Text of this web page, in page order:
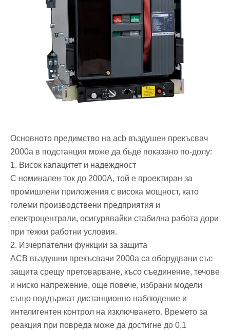
Основното предимство на acb въздушен прекъсвач
2000a в подстанция може да бъде показано по-долу:
1. Висок капацитет и надеждност
С номинален ток до 2000A, той е проектиран за
промишлени приложения с висока мощност, като
големи производствени предприятия и
електроцентрали, осигурявайки стабилна работа дори
при тежки работни условия.
2. Изчерпателни функции за защита
ACB въздушни прекъсвачи 2000a са оборудвани със
защита срещу претоварване, късо съединение, течове
и ниско напрежение, още повече, избрани модели
също поддържат дистанционно наблюдение и
интелигентен контрол на изключването. Времето за
реакция при повреда може да достигне до 0,1